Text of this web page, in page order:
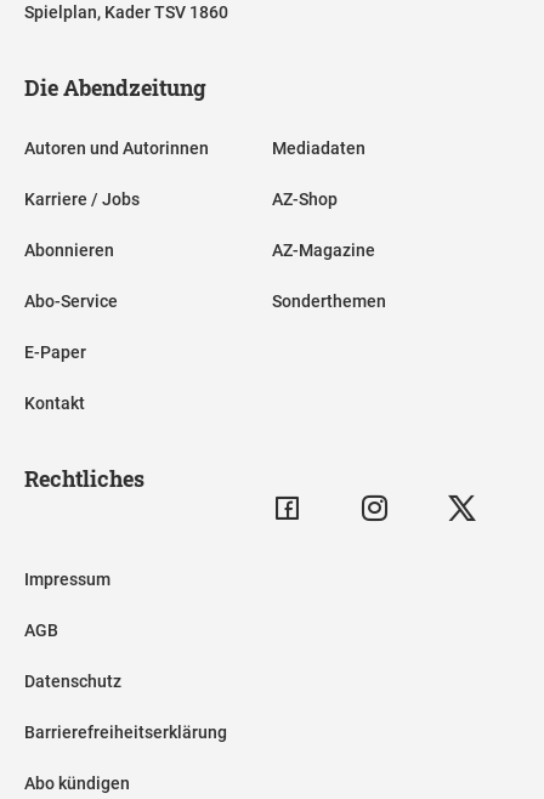
Spielplan, Kader TSV 1860
Die Abendzeitung
Autoren und Autorinnen
Karriere / Jobs
Abonnieren
Abo-Service
E-Paper
Kontakt
Mediadaten
AZ-Shop
AZ-Magazine
Sonderthemen
Rechtliches
Impressum
AGB
Datenschutz
Barrierefreiheitserklärung
Abo kündigen